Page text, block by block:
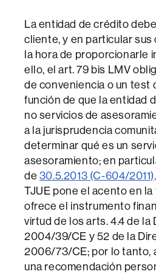
La entidad de crédito
cliente, y en particular sus
la hora de proporcionarle
ello, el art. 79 bis LMV
de conveniencia o un test
función de que la entidad
no servicios de
a la jurisprudencia
determinar qué es un
asesoramiento; en
de 30.5.2013 (C-604/
TJUE pone el acento en
ofrece el instrumento
virtud de los arts. 4.4 de la
2004/39/CE y 52 de la
2006/73/CE; por lo tanto,
una recomendación